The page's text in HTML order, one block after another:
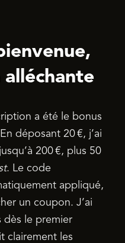
a été le bonus
déposant 20 €, j’ai
200 €, plus 50
. Le code
appliqué,
un coupon. J’ai
dès le premier
clairement les